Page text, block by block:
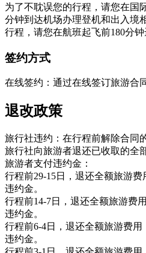
为了不耽误您的行程，请您在国
分钟到达机场办理登机和出入境
行程，请您在航班起飞前180分
签约方式
在线签约：通过在线签订旅游合
退改政策
旅行社违约：在行程前解除合同
旅行社向旅游者退还已收取的全
旅游者支付违约金：
行程前29-15日，退还全额旅游
违约金。
行程前14-7日，退还全额旅游费
违约金。
行程前6-4日，退还全额旅游费用
违约金。